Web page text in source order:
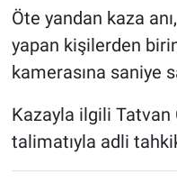
Öte yandan kaza
yapan kişilerden
kamerasına saniye
Kazayla ilgili Tatvan
talimatıyla adli